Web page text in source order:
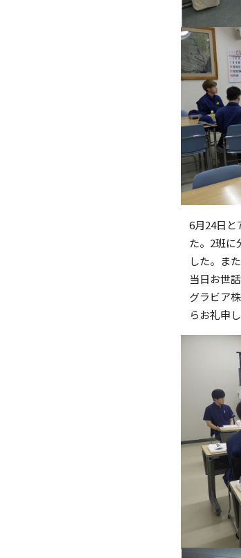
6月24日と
た。2班に
した。ま
当日お世
グラビア
らお礼申